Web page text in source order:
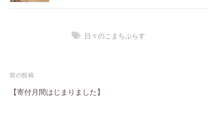
日々のこまちぷらす
投
稿
前の投稿
【寄付月間はじまりました】